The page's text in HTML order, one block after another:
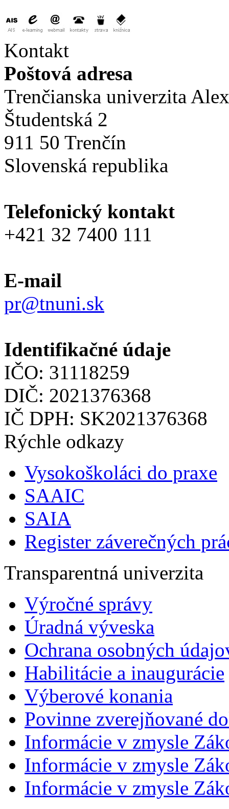
Kontakt
Poštová adresa
Trenčianska univerzita
Študentská 2
911 50 Trenčín
Slovenská republika
Telefonický kontakt
+421 32 7400 111
E-mail
pr@tnuni.sk
Identifikačné údaje
IČO: 31118259
DIČ: 2021376368
IČ DPH: SK2021376368
Rýchle odkazy
Vysokoškoláci do praxe
SAAIC
SAIA
Register záverečných
Transparentná univerzita
Výročné správy
Úradná výveska
Ochrana osobných
Habilitácie a inaugurácie
Výberové konania
Povinne zverejňované
Informácie v zmysle
Informácie v zmysle
Informácie v zmysle